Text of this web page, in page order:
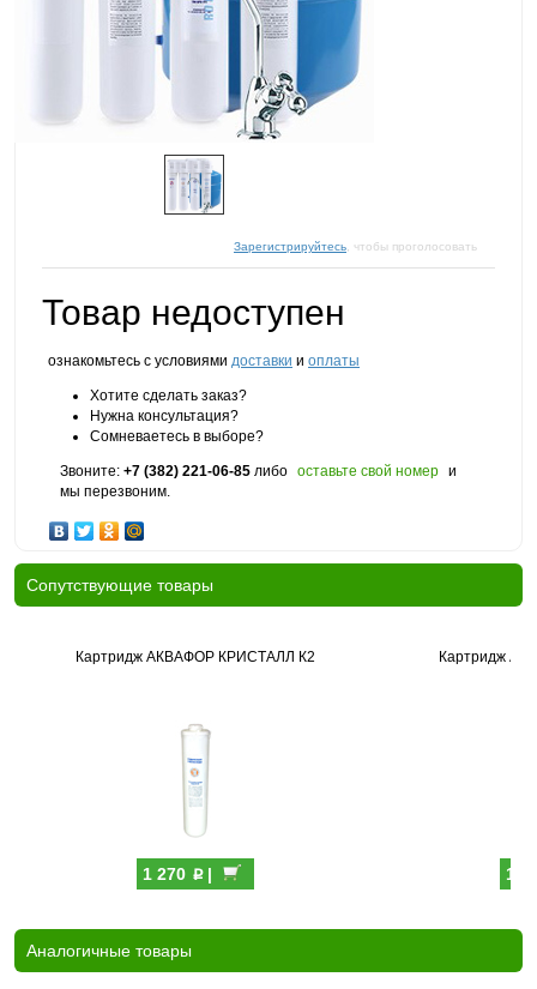
Зарегистрируйтесь , чтобы проголосовать
Товар недоступен
ознакомьтесь с условиями доставки и оплаты
Хотите сделать заказ?
Нужна консультация?
Сомневаетесь в выборе?
Звоните: +7 (382) 221-06-85 либо оставьте свой номер и
мы перезвоним.
Cопутствующие товары
Картридж АКВАФОР КРИСТАЛЛ К2
1 270 p|
Картридж
1
Аналогичные товары